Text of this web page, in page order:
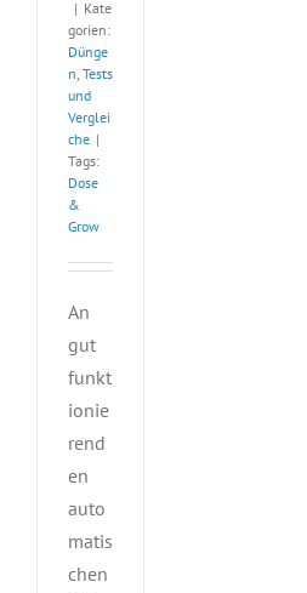
| Kate
gorien:
Dünge
n, Tests
und
Verglei
che |
Tags:
Dose
&
Grow
An
gut
funkt
ionie
rend
en
auto
matis
chen